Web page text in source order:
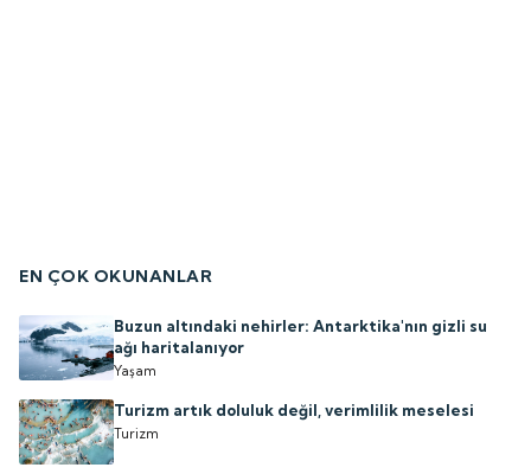
EN ÇOK OKUNANLAR
Buzun altındaki nehirler: Antarktika'nın gizli su
ağı haritalanıyor
Yaşam
Turizm artık doluluk değil, verimlilik meselesi
Turizm